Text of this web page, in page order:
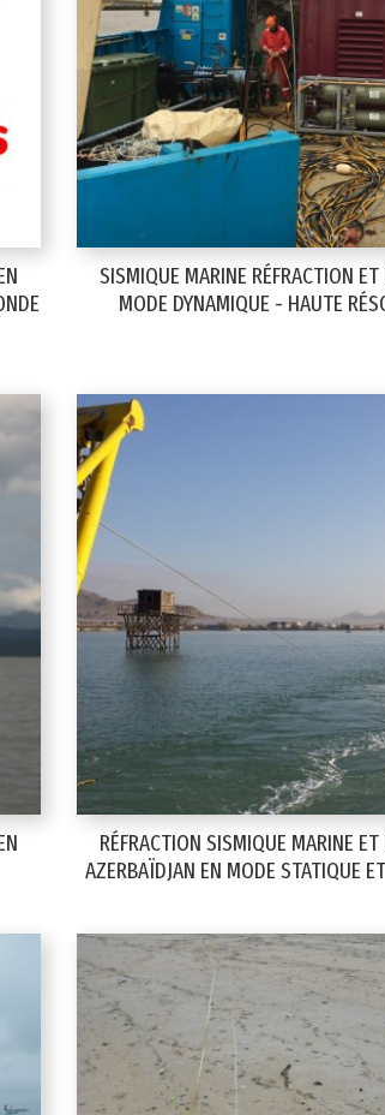
SISMIQUE MARINE RÉFRACTION
MODE DYNAMIQUE - HAUTE
RÉFRACTION SISMIQUE MARINE
AZERBAÏDJAN EN MODE STATIQUE